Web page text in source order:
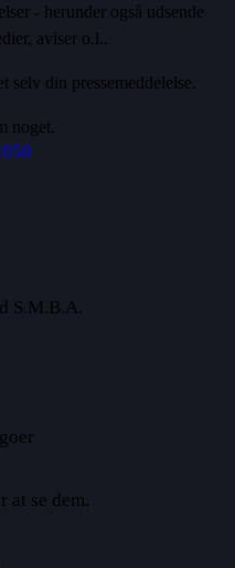
- herunder også udsende
aviser o.l..
din pressemeddelelse.
noget.
S.M.B.A.
at se dem.